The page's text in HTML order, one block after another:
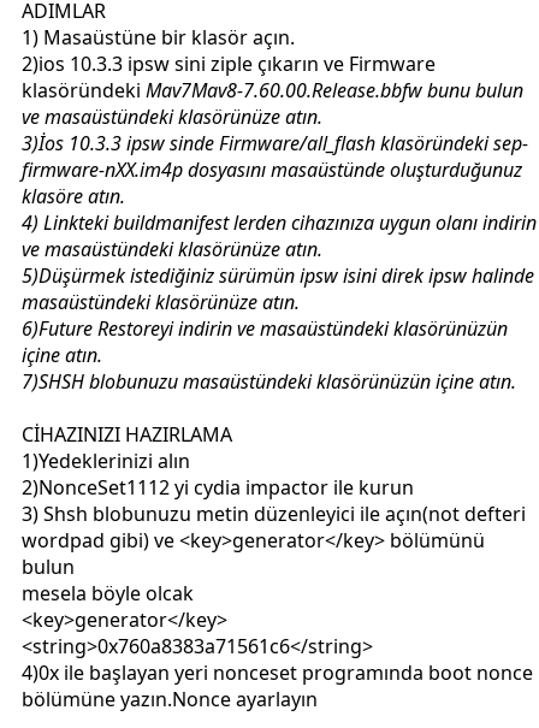
ADIMLAR
1) Masaüstüne bir klasör açın.
2)ios 10.3.3 ipsw sini ziple çıkarın ve Firmware
klasöründeki Mav7Mav8-7.60.00.Release.bbfw bunu bulun
ve masaüstündeki klasörünüze atın.
3)İos 10.3.3 ipsw sinde Firmware/all_flash klasöründekisep-
firmware-nXX.im4p dosyasını masaüstünde oluşturduğunuz
klasöre atın.
4) Linkteki buildmanifest lerden cihazınıza uygun olanı indirin
ve masaüstündeki klasörünüze atın.
5)Düşürmek istediğiniz sürümün ipsw isini direk ipsw halinde
masaüstündeki klasörünüze atın.
6)Future Restoreyi indirin ve masaüstündeki klasörünüzün
içine atın.
7)SHSH blobunuzu masaüstündeki klasörünüzün içine atın.
CİHAZINIZI HAZIRLAMA
1)Yedeklerinizi alın
2)NonceSet1112 yi cydia impactor ile kurun
3) Shsh blobunuzu metin düzenleyici ile açın(not defteri
wordpad gibi) ve <key>generator</key> bölümünü
bulun
mesela böyle olcak
<key>generator</key>
<string>0x760a8383a71561c6</string>
4)0x ile başlayan yeri nonceset programında boot nonce
bölümüne yazın.Nonce ayarlayın